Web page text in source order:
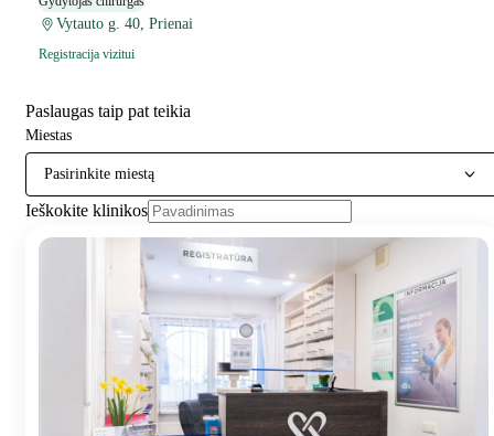
Vytauto g. 40, Prienai
Registracija vizitui
Paslaugas taip pat teikia
Miestas
Pasirinkite miestą
Ieškokite klinikos